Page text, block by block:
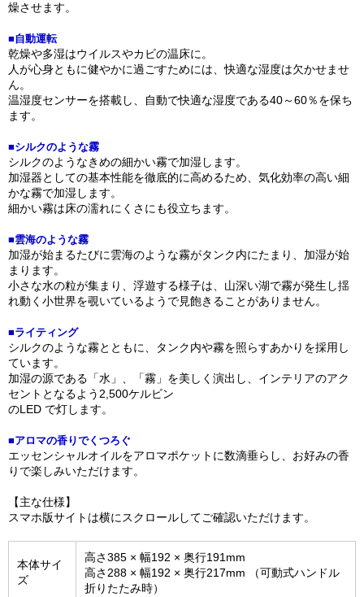
燥させます。
■自動運転
乾燥や多湿はウイルスやカビの温床に。
人が心身ともに健やかに過ごすためには、快適な湿度は欠かせませ
ん。
温湿度センサーを搭載し、自動で快適な湿度である40～60％を保ち
ます。
■シルクのような霧
シルクのようなきめの細かい霧で加湿します。
加湿器としての基本性能を徹底的に高めるため、気化効率の高い細
かな霧で加湿します。
細かい霧は床の濡れにくさにも役立ちます。
■雲海のような霧
加湿が始まるたびに雲海のような霧がタンク内にたまり、加湿が始
まります。
小さな水の粒が集まり、浮遊する様子は、山深い湖で霧が発生し揺
れ動く小世界を覗いているようで見飽きることがありません。
■ライティング
シルクのような霧とともに、タンク内や霧を照らすあかりを採用し
ています。
加湿の源である「水」、「霧」を美しく演出し、インテリアのアク
セントとなるよう2,500ケルビン
のLED で灯します。
■アロマの香りでくつろぐ
エッセンシャルオイルをアロマポケットに数滴垂らし、お好みの香
りで楽しみいただけます。
【主な仕様】
スマホ版サイトは横にスクロールしてご確認いただけます。
本体サイ
ズ
高さ385 × 幅192 × 奥行191mm
高さ288 × 幅192 × 奥行217mm （可動式ハンドル
折りたたみ時）